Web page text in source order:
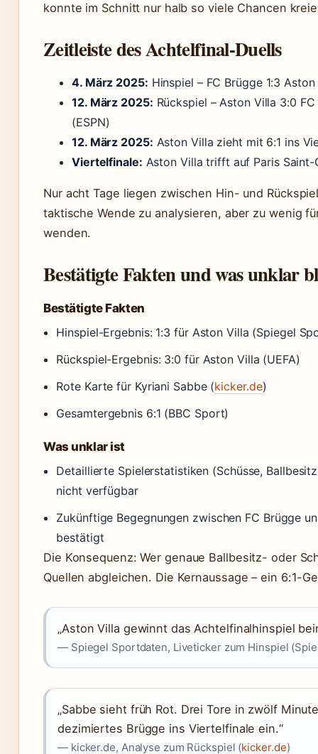
konnte im Schnitt nur halb so viele Chancen
Zeitleiste des Achtelfinal-Duells
4. März 2025: Hinspiel – FC Brügge 1:3
12. März 2025: Rückspiel – Aston Villa 3:0
(ESPN)
12. März 2025: Aston Villa zieht mit 6:1 ins
Viertelfinale: Aston Villa trifft auf Paris Saint-
Nur acht Tage liegen zwischen Hin- und
taktische Wende zu analysieren, aber zu wenig
wenden.
Bestätigte Fakten und was unklar
Bestätigte Fakten
Hinspiel-Ergebnis: 1:3 für Aston Villa (Spiegel
Rückspiel-Ergebnis: 3:0 für Aston Villa (UEFA)
Rote Karte für Kyriani Sabbe (kicker.de)
Gesamtergebnis 6:1 (BBC Sport)
Was unklar ist
Detaillierte Spielerstatistiken (Schüsse,
nicht verfügbar
Zukünftige Begegnungen zwischen FC Brügge
bestätigt
Die Konsequenz: Wer genaue Ballbesitz- oder
Quellen abgleichen. Die Kernaussage – ein 6:1-
„Aston Villa gewinnt das Achtelfinalhinspiel
— Spiegel Sportdaten, Liveticker zum Hinspiel
„Sabbe sieht früh Rot. Drei Tore in zwölf
dezimiertes Brügge ins Viertelfinale ein.“
— kicker.de, Analyse zum Rückspiel (kicker.de)